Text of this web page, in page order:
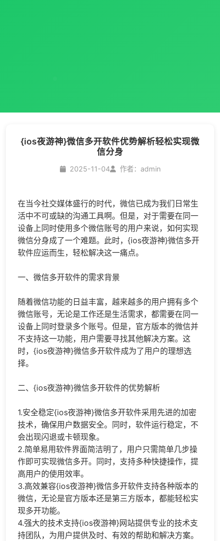
{ios夜游神}微信多开软件优势解析轻松实现微
信分身
2025-11-04 作者：admin
在当今社交媒体盛行的时代，微信已成为我们日常生
活中不可或缺的沟通工具啊。但是，对于需要在同一
设备上同时使用多个微信账号的用户来说，如何实现
微信分身成了一个难题。此时，{ios夜游神}微信多开
软件应运而生，轻松解决这一痛点。
一、 微信多开软件的需求背景
随着微信功能的日益丰富，越来越多的用户拥有多个
微信账号，无论是工作还是生活需求，都需要在同一
设备上同时登录多个账号。但是，官方版本的微信并
不支持这一功能，用户需要寻找其他解决方案。这
时，{ios夜游神}微信多开软件成为了用户的理想选
择。
二、{ios夜游神}微信多开软件的优势解析
1.安全稳定{ios夜游神}微信多开软件采用先进的加密
技术，确保用户数据安全。同时，软件运行稳定，不
会出现闪退或卡顿现象。
2.简单易用软件界面简洁明了，用户只需简单几步操
作即可实现微信多开。同时，支持多种快捷操作，提
高用户的使用效率。
3.高效兼容{ios夜游神}微信多开软件支持各种版本的
微信，无论是官方版本还是第三方版本，都能轻松实
现多开功能。
4.强大的技术支持{ios夜游神}网站提供专业的技术支
持团队，为用户提供及时、有效的帮助和解决方案。